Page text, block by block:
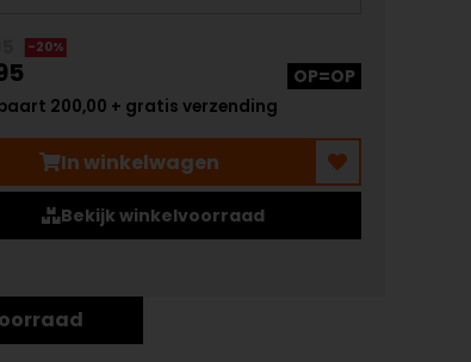
-20%
200,00 + gratis verzending
OP=OP
In winkelwagen
Bekijk winkelvoorraad